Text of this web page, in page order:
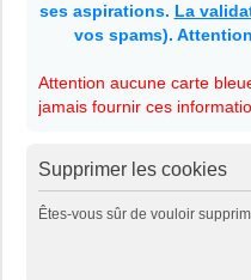
ses aspirations. La
vos spams).
Attention aucune carte
jamais fournir ces
Supprimer les cookies
Êtes-vous sûr de vouloir